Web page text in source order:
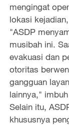
mengingat
lokasi
"ASDP
musibah ini.
evakuasi dan
otoritas
gangguan
lainnya,"
Selain itu,
khususnya